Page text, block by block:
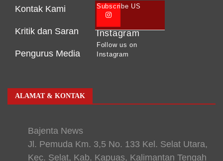
Kontak Kami
Kritik dan Saran
Pengurus Media
Subscribe US
Instagram
Follow us on
Instagram
ALAMAT & KONTAK
Bajenta News
Jl. Pemuda Km. 3,5 No. 133 Kel. Selat Utara,
Kec. Selat, Kab. Kapuas, Kalimantan Tengah